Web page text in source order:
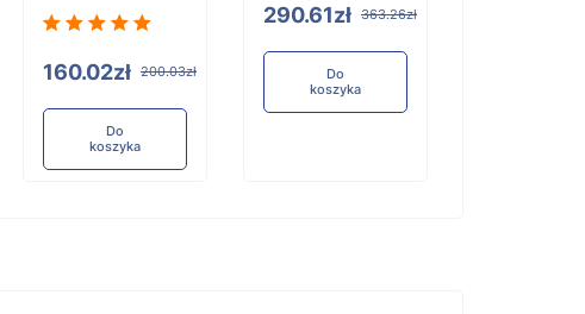
160.02zł 200.03zł
Do
koszyka
290.61zł 363.26zł
Do
koszyka